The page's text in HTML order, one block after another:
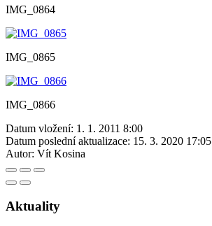
IMG_0864
IMG_0865
IMG_0866
Datum vložení: 1. 1. 2011 8:00
Datum poslední aktualizace: 15. 3. 2020 17:05
Autor: Vít Kosina
Aktuality